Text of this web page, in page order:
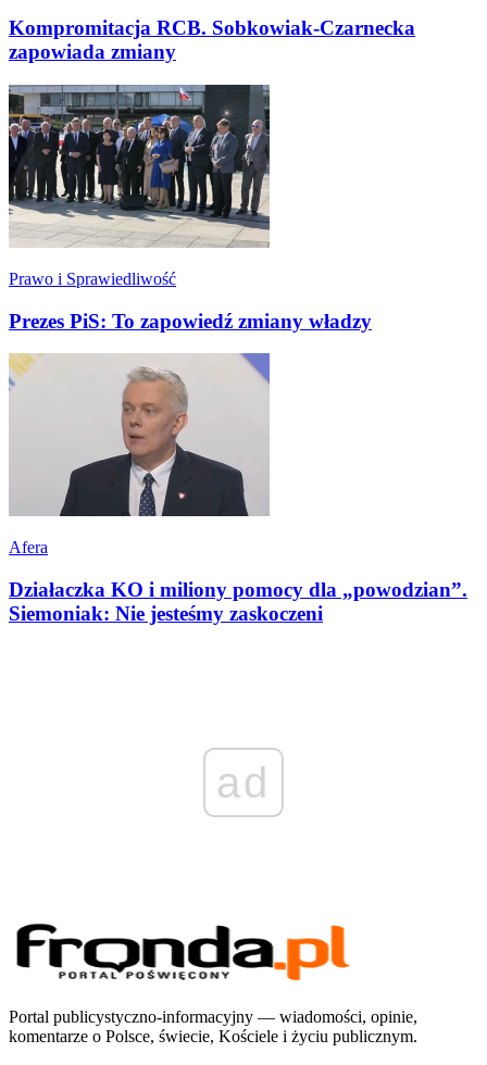
Kompromitacja RCB. Sobkowiak-Czarnecka
zapowiada zmiany
Prawo i Sprawiedliwość
Prezes PiS: To zapowiedź zmiany władzy
Afera
Działaczka KO i miliony pomocy dla „powodzian”.
Siemoniak: Nie jesteśmy zaskoczeni
ad
Portal publicystyczno-informacyjny — wiadomości, opinie,
komentarze o Polsce, świecie, Kościele i życiu publicznym.